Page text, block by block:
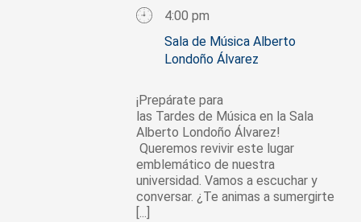
4:00 pm
Sala de Música Alberto
Londoño Álvarez
¡Prepárate para
las Tardes de Música en la Sala
Alberto Londoño Álvarez!
Queremos revivir este lugar
emblemático de nuestra
universidad. Vamos a escuchar y
conversar. ¿Te animas a sumergirte
[...]